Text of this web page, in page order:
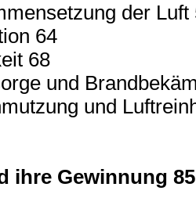
der Luft
64
68
und
und
ihre Gewinnung 85